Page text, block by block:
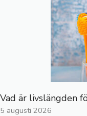
Vad är livslängden
5 augusti 2026